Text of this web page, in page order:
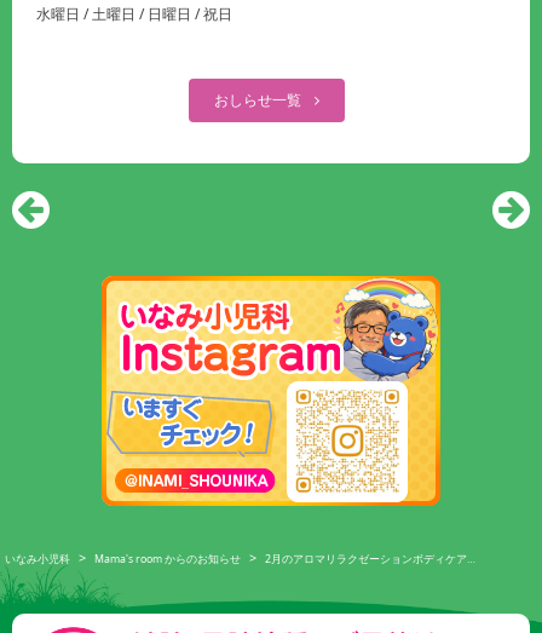
水曜日 / 土曜日 / 日曜日 / 祝日
おしらせ一覧
いなみ小児科 > Mama's room からのお知らせ > 2月のアロマリラクゼーションボディケア…